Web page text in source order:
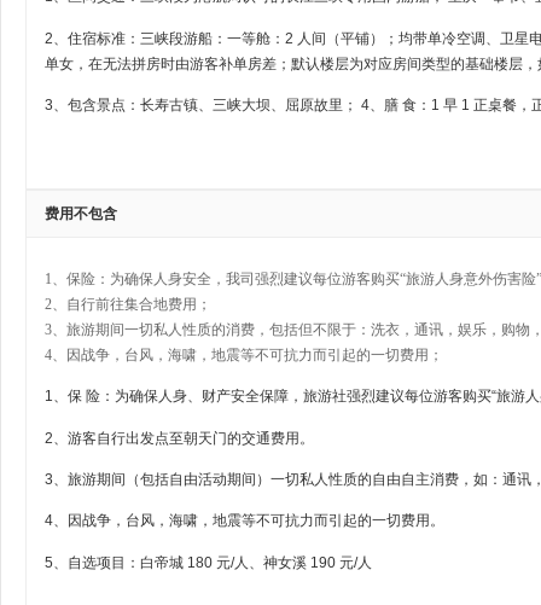
2、住宿标准：三峡段游船：一等舱：2 人间（平铺）；均带单冷空调、卫
单女，在无法拼房时由游客补单房差；默认楼层为对应房间类型的基础楼层
3、包含景点：长寿古镇、三峡大坝、屈原故里； 4、膳 食：1 早 1 正桌餐
费用不包含
1、保险：为确保人身安全，我司强烈建议每位游客购买“旅游人身意外伤害
2、自行前往集合地费用；
3、旅游期间一切私人性质的消费，包括但不限于：洗衣，通讯，娱乐，购物
4、因战争，台风，海啸，地震等不可抗力而引起的一切费用；
1、保 险：为确保人身、财产安全保障，旅游社强烈建议每位游客购买“旅游
2、游客自行出发点至朝天门的交通费用。
3、旅游期间（包括自由活动期间）一切私人性质的自由自主消费，如：通讯
4、因战争，台风，海啸，地震等不可抗力而引起的一切费用。
5、自选项目：白帝城 180 元/人、神女溪 190 元/人